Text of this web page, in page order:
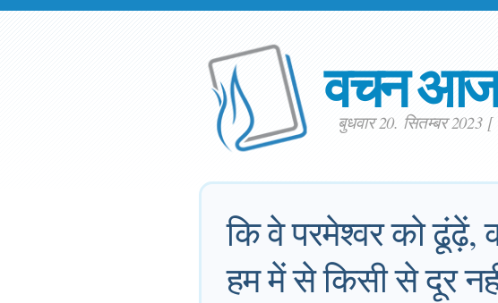
वचन
बुधवार 20. सितम्बर 2023 [
कि वे परमेश्वर को ढूंढ़ें,
हम में से किसी से दूर